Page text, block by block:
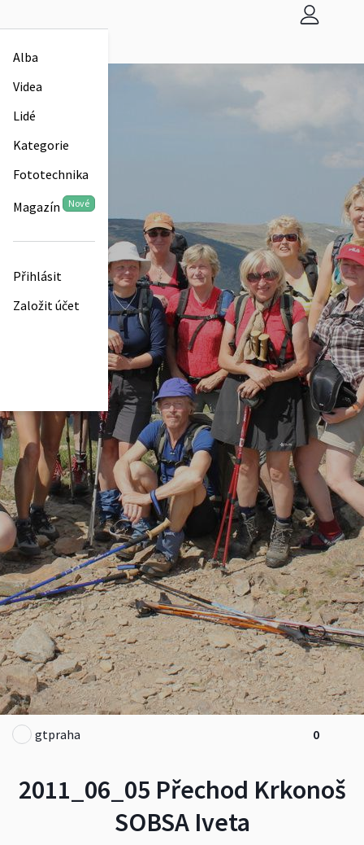
Alba
Videa
Lidé
Kategorie
Fototechnika
Magazín Nové
Přihlásit
Založit účet
2011_06_05 Přechod Krkonoš
SOBSA Iveta
gtpraha 0